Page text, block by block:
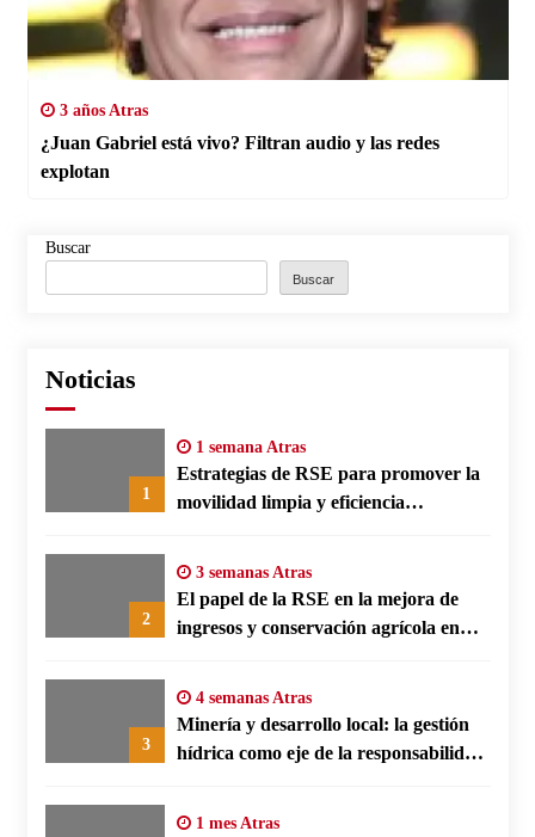
3 años Atras
¿Juan Gabriel está vivo? Filtran audio y las redes
explotan
Buscar
Buscar
Noticias
1
1 semana Atras
Estrategias de RSE para promover la
movilidad limpia y eficiencia
2
3 semanas Atras
El papel de la RSE en la mejora de
ingresos y conservación agrícola en
3
4 semanas Atras
Minería y desarrollo local: la gestión
hídrica como eje de la responsabilidad
1 mes Atras